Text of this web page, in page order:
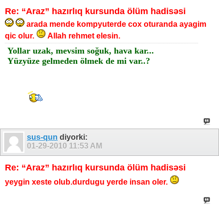
Re: “Araz” hazırlıq kursunda ölüm hadisəsi
arada mende kompyuterde cox oturanda ayagim
qic olur.
Allah rehmet elesin.
Yollar uzak, mevsim soğuk, hava kar...
Yüzyüze gelmeden ölmek de mi var..?
sus-qun diyorki:
01-29-2010 11:53 AM
Re: “Araz” hazırlıq kursunda ölüm hadisəsi
yeygin xeste olub.durdugu yerde insan oler.